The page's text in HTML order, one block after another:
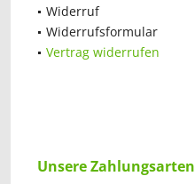
Widerruf
Widerrufsformular
Vertrag widerrufen
Unsere Zahlungsarten